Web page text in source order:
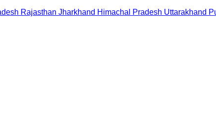
Rajasthan Jharkhand Himachal Pradesh Uttarakhand